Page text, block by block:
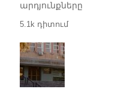
արդյունքները
5.1k դիտում